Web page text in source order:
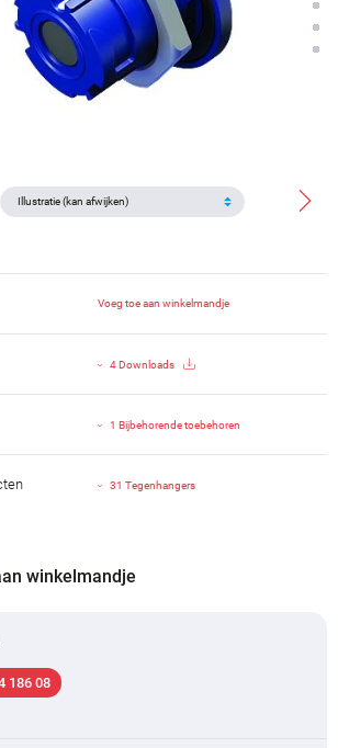
Voeg toe aan winkelmandje
4 Downloads
1 Bijbehorende toebehoren
31 Tegenhangers
winkelmandje
186 08